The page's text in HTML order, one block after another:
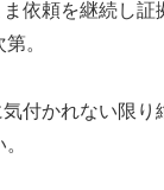
依頼を継続し証
。
付かれない限り